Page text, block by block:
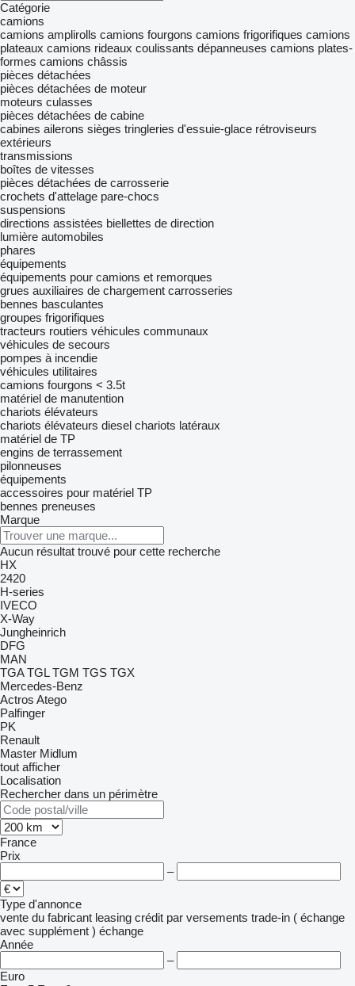
Catégorie
camions
camions amplirolls camions fourgons camions frigorifiques camions
plateaux camions rideaux coulissants dépanneuses camions plates-
formes camions châssis
pièces détachées
pièces détachées de moteur
moteurs culasses
pièces détachées de cabine
cabines ailerons sièges tringleries d'essuie-glace rétroviseurs
extérieurs
transmissions
boîtes de vitesses
pièces détachées de carrosserie
crochets d'attelage pare-chocs
suspensions
directions assistées biellettes de direction
lumière automobiles
phares
équipements
équipements pour camions et remorques
grues auxiliaires de chargement carrosseries
bennes basculantes
groupes frigorifiques
tracteurs routiers véhicules communaux
véhicules de secours
pompes à incendie
véhicules utilitaires
camions fourgons < 3.5t
matériel de manutention
chariots élévateurs
chariots élévateurs diesel chariots latéraux
matériel de TP
engins de terrassement
pilonneuses
équipements
accessoires pour matériel TP
bennes preneuses
Marque
Aucun résultat trouvé pour cette recherche
HX
2420
H-series
IVECO
X-Way
Jungheinrich
DFG
MAN
TGA TGL TGM TGS TGX
Mercedes-Benz
Actros Atego
Palfinger
PK
Renault
Master Midlum
tout afficher
Localisation
Rechercher dans un périmètre
France
Prix
–
Type d'annonce
vente du fabricant leasing crédit par versements trade-in ( échange
avec supplément ) échange
Année
–
Euro